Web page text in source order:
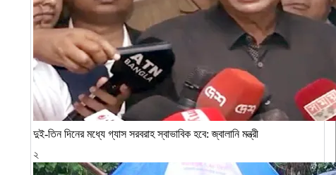
দুই-তিন দিনের মধ্যে গ্যাস সরবরাহ স্বাভাবিক হবে: জ্বালানি মন্ত্রী
২